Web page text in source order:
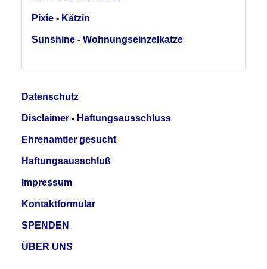
Pixie - Kätzin
Sunshine - Wohnungseinzelkatze
Datenschutz
Disclaimer - Haftungsausschluss
Ehrenamtler gesucht
Haftungsausschluß
Impressum
Kontaktformular
SPENDEN
ÜBER UNS